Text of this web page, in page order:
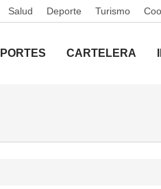
Salud Deporte Turismo
CARTELERA